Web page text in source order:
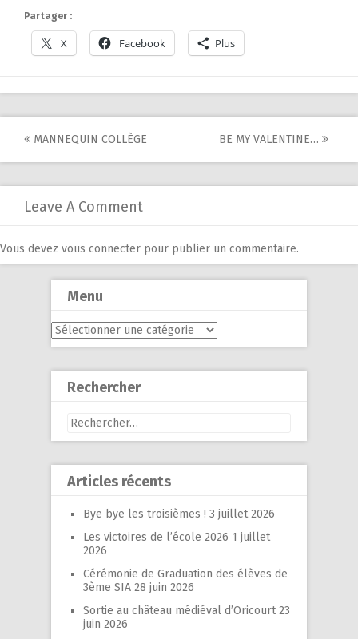
Partager :
X Facebook Plus
Post
navigation
MANNEQUIN COLLÈGE BE MY VALENTINE…
Leave A Comment
Vous devez vous connecter pour publier un commentaire.
Menu
Menu
Rechercher
Rechercher :
Articles récents
Bye bye les troisièmes ! 3 juillet 2026
Les victoires de l’école 2026 1 juillet
2026
Cérémonie de Graduation des élèves de
3ème SIA 28 juin 2026
Sortie au château médiéval d’Oricourt 23
juin 2026